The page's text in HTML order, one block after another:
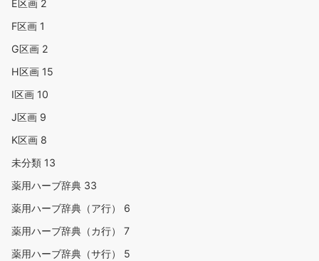
E区画 2
F区画 1
G区画 2
H区画 15
I区画 10
J区画 9
K区画 8
未分類 13
薬用ハーブ辞典 33
薬用ハーブ辞典（ア行） 6
薬用ハーブ辞典（カ行） 7
薬用ハーブ辞典（サ行） 5